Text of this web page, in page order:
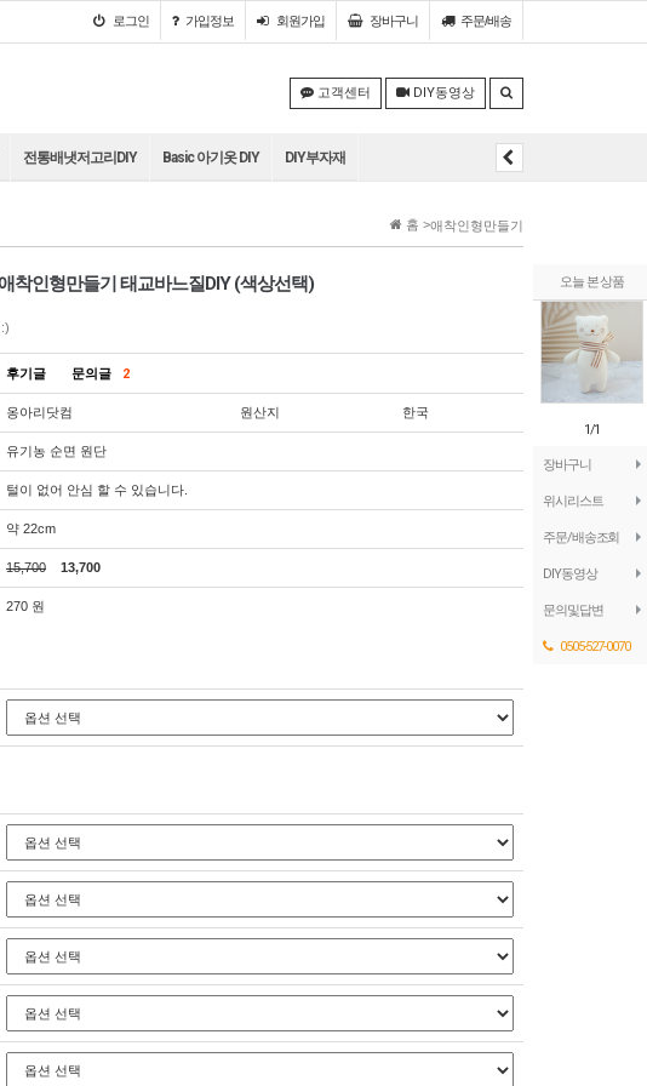
로그인 가입정보 회원가입 장바구니 주문/배송
오늘 본 상품
1/1
장바구니
위시리스트
주문/배송조회
DIY동영상
문의및답변
0505-527-0070
고객센터 DIY동영상
전통배냇저고리DIY Basic 아기옷 DIY DIY부자재
홈 >애착인형만들기
착인형만들기 태교바느질DIY (색상선택)
후기글 문의글 2
옹아리닷컴 원산지 한국
유기농 순면 원단
털이 없어 안심 할 수 있습니다.
약 22cm
15,700 13,700
270 원